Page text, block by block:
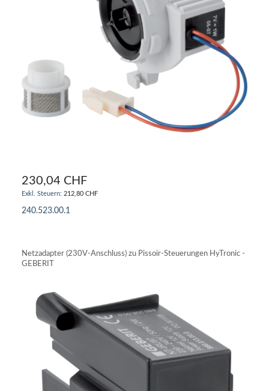
230,04 CHF
212,80 CHF
240.523.00.1
Netzadapter (230V-Anschluss) zu Pissoir-Steuerungen HyTronic -
GEBERIT